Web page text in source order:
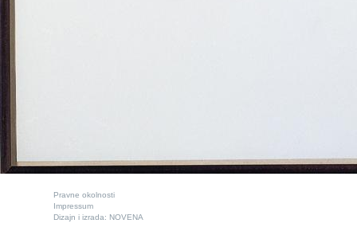
Pravne okolnosti
Impressum
Dizajn i izrada: NOVENA